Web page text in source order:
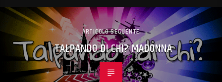
ARTICOLO SEGUENTE
TALPANDO DI CHI? MADONNA